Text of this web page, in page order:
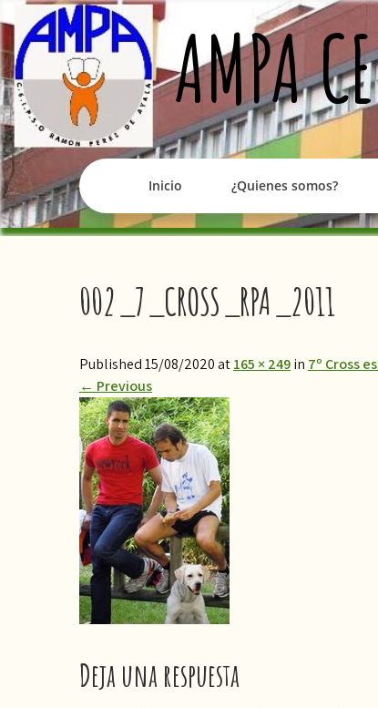
to
content
AMPA
Inicio ¿Quienes somos?
002_7_CROSS_RPA_2011
Published 15/08/2020 at165 × 249in 7º Cross
← Previous
Deja una respuesta